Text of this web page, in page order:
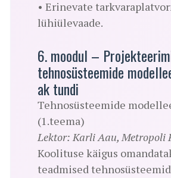
• Erinevate
lühiülevaade.
6. moodul –
tehnosüsteemide
ak tundi
Tehnosüsteemide
(1.teema)
Lektor: Karli Aau, Metropoli
Koolituse käigus
teadmised